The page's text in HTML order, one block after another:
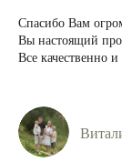
Спасибо Вам
Вы настоящий
Все качественно